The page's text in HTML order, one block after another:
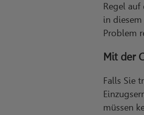
Regel
in
Problem
Mit der
Falls Sie
müssen